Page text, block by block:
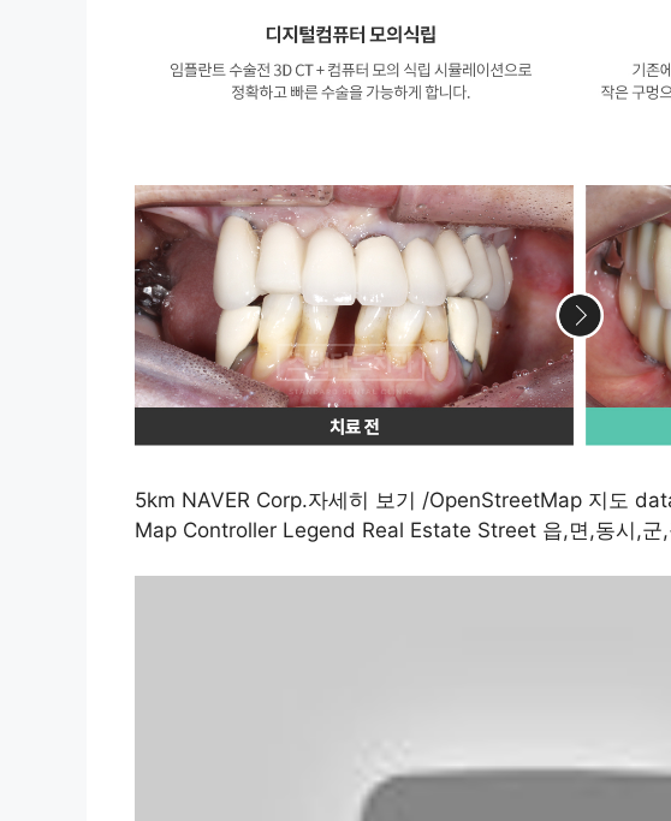
5km NAVER Corp.자세히 보기 /OpenStreetMap 지도
Map Controller Legend Real Estate Street 읍,면,동시,군,